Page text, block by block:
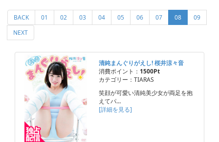
BACK 01 02 03 04 05 06 07 08(current)
09
NEXT
清純まんぐりがえし! 桜井涼々音
消費ポイント： 1500Pt
カテゴリー：TIARAS
笑顔が可愛い清純美少女が両足を抱
えてパ…
[詳細を見る]